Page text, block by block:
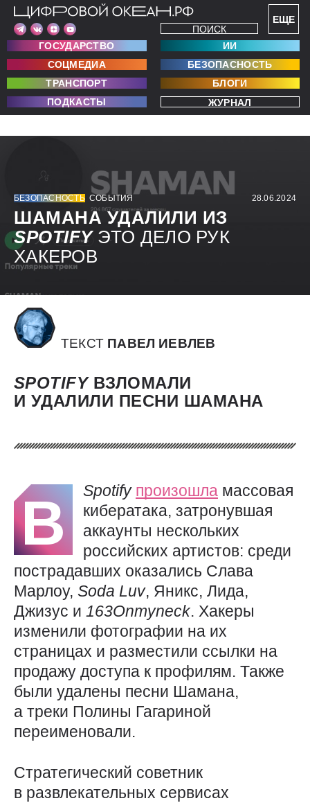
ЕЩЕ
ПОИСК
ГОСУДАРСТВО
ИИ
СОЦМЕДИА
БЕЗОПАСНОСТЬ
ТРАНСПОРТ
БЛОГИ
ПОДКАСТЫ
ЖУРНАЛ
БЕЗОПАСНОСТЬ СОБЫТИЯ 28.06.2024
ШАМАНА УДАЛИЛИ ИЗ
SPOTIFYЭТО ДЕЛО РУК
ХАКЕРОВ
ТЕКСТ ПАВЕЛ ИЕВЛЕВ
SPOTIFY ВЗЛОМАЛИ
И УДАЛИЛИ ПЕСНИ ШАМАНА
В Spotify произошла массовая
кибератака, затронувшая
аккаунты нескольких
российских артистов: среди
пострадавших оказались Слава
Марлоу, Soda Luv, Яникс, Лида,
Джизус и 163Onmyneck. Хакеры
изменили фотографии на их
страницах и разместили ссылки на
продажу доступа к профилям. Также
были удалены песни Шамана,
а треки Полины Гагариной
переименовали.
Стратегический советник
в развлекательных сервисах